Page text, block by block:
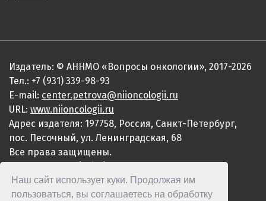
Наш сайт использует куки. Продолжая им
пользоваться, вы соглашаетесь на обработку
Издатель: © АННМО «Вопросы онкологии», 2017-2026
Тел.: +7 (931) 339-98-93
E-mail: center.petrova@niioncologii.ru
URL: www.niioncologii.ru
Адрес издателя: 197758, Россия, Санкт-Петербург,
пос. Песочный, ул. Ленинградская, 68
Все права защищены.
ISSN 2949-4915 (Online)